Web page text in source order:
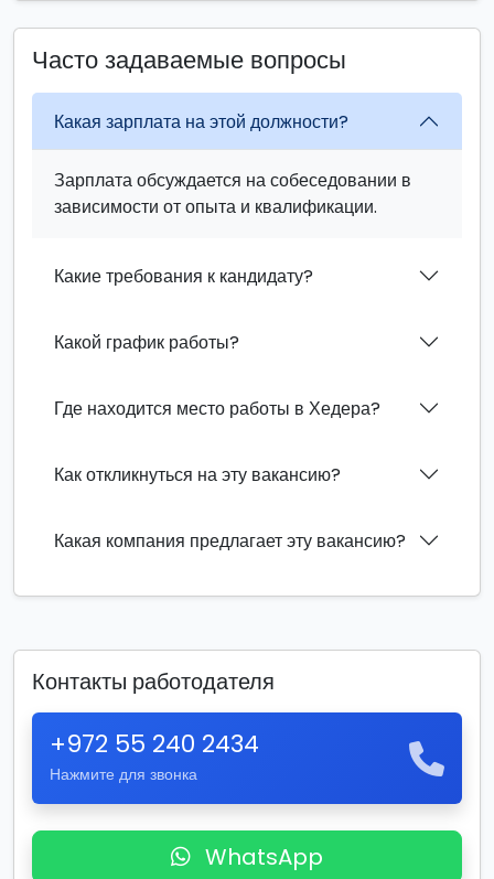
Часто задаваемые вопросы
Какая зарплата на этой должности?
Зарплата обсуждается на собеседовании в
зависимости от опыта и квалификации.
Какие требования к кандидату?
Какой график работы?
Где находится место работы в Хедера?
Как откликнуться на эту вакансию?
Какая компания предлагает эту вакансию?
Контакты работодателя
+972 55 240 2434
Нажмите для звонка
WhatsApp